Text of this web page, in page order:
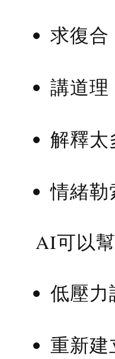
求復合
講道理
解釋太
情緒勒
AI可以
低壓力
重新